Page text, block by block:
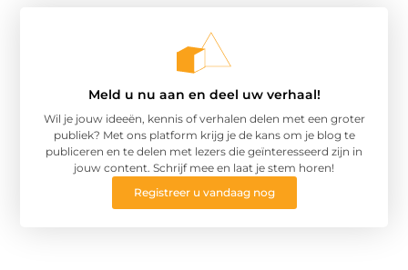
Meld u nu aan en deel uw verhaal!
Wil je jouw ideeën, kennis of verhalen delen met een groter
publiek? Met ons platform krijg je de kans om je blog te
publiceren en te delen met lezers die geïnteresseerd zijn in
jouw content. Schrijf mee en laat je stem horen!
Registreer u vandaag nog